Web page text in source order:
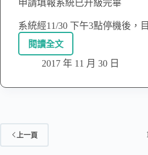
申請填報系統已升級完畢
系統經11/30 下午3點停機後，
閱讀全文
2017 年 11 月 30 日
上一頁 1